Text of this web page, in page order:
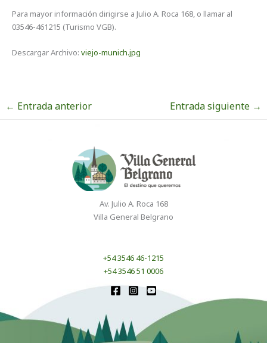
Para mayor información dirigirse a Julio A. Roca 168, o llamar al
03546-461215 (Turismo VGB).
Descargar Archivo:viejo-munich.jpg
← Entrada anterior Entrada siguiente →
Av. Julio A. Roca 168
Villa General Belgrano
+54 3546 46-1215
+54 3546 51 0006